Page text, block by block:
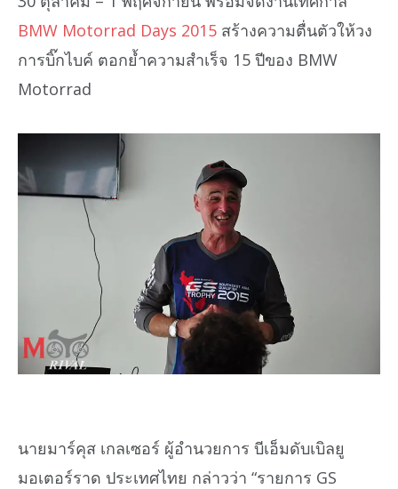
BMW Motorrad Days 2015 สร้างความตื่นตัวให้วง
การบิ๊กไบค์ ตอกย้ำความสำเร็จ 15 ปีของ BMW
Motorrad
นายมาร์คุส เกลเซอร์ ผู้อำนวยการ บีเอ็มดับเบิลยู
มอเตอร์ราด ประเทศไทย กล่าวว่า “รายการ GS